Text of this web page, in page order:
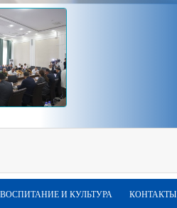
ВОСПИТАНИЕ И КУЛЬТУРА КОНТАКТЫ